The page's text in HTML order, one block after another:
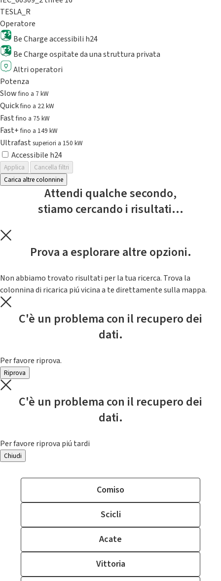
TESLA_R
Operatore
Be Charge accessibili h24
Be Charge ospitate da una struttura privata
Altri operatori
Potenza
Slowfino a 7 kW
Quickfino a 22 kW
Fastfino a 75 kW
Fast+fino a 149 kW
Ultrafast superiori a 150 kW
Accessibile h24
Applica
Cancella filtri
Carica altre colonnine
Attendi qualche secondo,
stiamo cercando i risultati...
Prova a esplorare altre opzioni.
Non abbiamo trovato risultati per la tua ricerca. Trova la
colonnina di ricarica piú vicina a te direttamente sulla mappa.
C'è un problema con il recupero dei
dati.
Per favore riprova.
Riprova
C'è un problema con il recupero dei
dati.
Per favore riprova piú tardi
Chiudi
Comiso
Scicli
Acate
Vittoria